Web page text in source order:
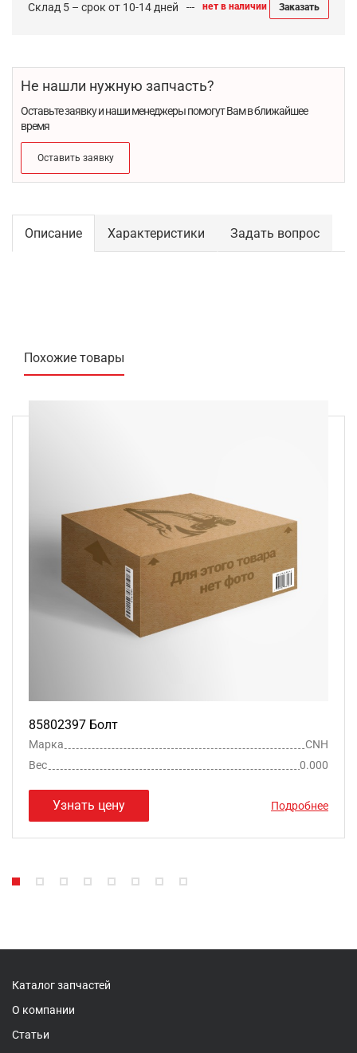
Склад 5 – срок от 10-14 дней нет в наличии Заказать
Не нашли нужную запчасть?
Оставьте заявку и наши менеджеры помогут Вам в ближайшее
время
Оставить заявку
Описание Характеристики Задать вопрос
Похожие товары
85802397 Болт
Марка
CNH
Вес
0.000
Узнать цену Подробнее
Каталог запчастей
О компании
Статьи